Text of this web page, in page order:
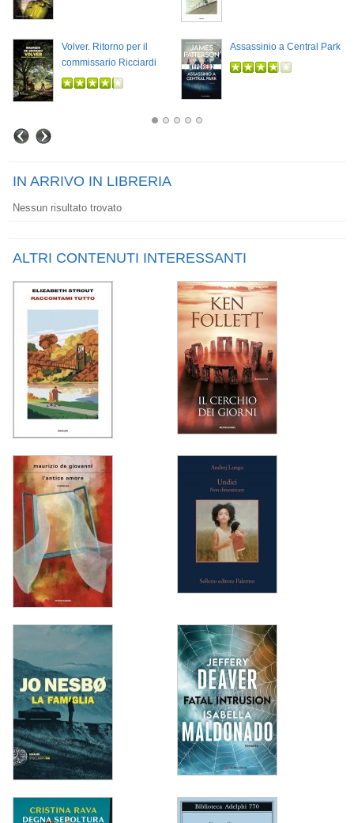
Volver. Ritorno per il
commissario Ricciardi
Assassinio a Central Park
IN ARRIVO IN LIBRERIA
Nessun risultato trovato
ALTRI CONTENUTI INTERESSANTI